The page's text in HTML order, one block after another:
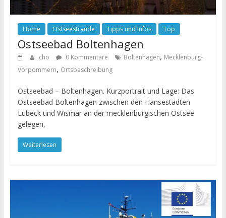
Home Ostseestrände Tipps und Infos Top
Ostseebad Boltenhagen
cho 0 Kommentare Boltenhagen, Mecklenburg-
Vorpommern, Ortsbeschreibung
Ostseebad – Boltenhagen. Kurzportrait und Lage: Das
Ostseebad Boltenhagen zwischen den Hansestädten
Lübeck und Wismar an der mecklenburgischen Ostsee
gelegen,
Weiterlesen